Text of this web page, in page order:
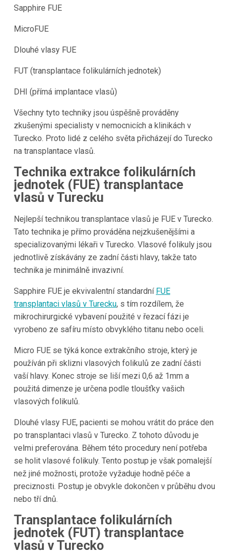
Sapphire FUE
MicroFUE
Dlouhé vlasy FUE
FUT (transplantace folikulárních jednotek)
DHI (přímá implantace vlasů)
Všechny tyto techniky jsou úspěšně prováděny
zkušenými specialisty v nemocnicích a klinikách v
Turecko. Proto lidé z celého světa přicházejí do Turecko
na transplantace vlasů.
Technika extrakce folikulárních
jednotek (FUE) transplantace
vlasů vTurecku
Nejlepší technikou transplantace vlasů je FUE v Turecko.
Tato technika je přímo prováděna nejzkušenějšími a
specializovanými lékaři v Turecko. Vlasové folikuly jsou
jednotlivě získávány ze zadní části hlavy, takže tato
technika je minimálně invazivní.
Sapphire FUE je ekvivalentní standardní FUE
transplantaci vlasů v Turecku, s tím rozdílem, že
mikrochirurgické vybavení použité v řezací fázi je
vyrobeno ze safíru místo obvyklého titanu nebo oceli.
Micro FUE se týká konce extrakčního stroje, který je
používán při sklizni vlasových folikulů ze zadní části
vaší hlavy. Konec stroje se liší mezi 0,6 až 1mm a
použitá dimenze je určena podle tloušťky vašich
vlasových folikulů.
Dlouhé vlasy FUE, pacienti se mohou vrátit do práce den
po transplantaci vlasů v Turecko. Z tohoto důvodu je
velmi preferována. Během této procedury není potřeba
se holit vlasové folikuly. Tento postup je však pomalejší
než jiné možnosti, protože vyžaduje hodně péče a
preciznosti. Postup je obvykle dokončen v průběhu dvou
nebo tří dnů.
Transplantace folikulárních
jednotek (FUT) transplantace
vlasů vTurecko